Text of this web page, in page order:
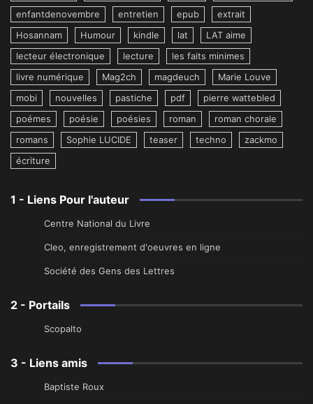
enfantdenovembre
entretien epub
extrait
Hosannam
Humour kindle lat
LAT aime
lecteur électronique
lecture
les faits minimes
livre numérique
Mag2ch magdeuch
Marie Louve
mobi
nouvelles pastiche pdf
pierre wattebled
poémes
poésie poésies roman
roman chorale
romans
Sophie LUCIDE teaser techno
zackmo
écriture
1 - Liens Pour l'auteur
Centre National du Livre
Cleo, enregistrement d'oeuvres en ligne
Société des Gens des Lettres
2 - Portails
Scopalto
3 - Liens amis
Baptiste Roux